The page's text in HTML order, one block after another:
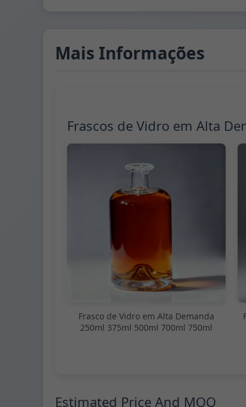
Mais Informações
Frascos de Vidro em Alta
Frasco de Vidro em Alta Demanda
250ml 375ml 500ml 700ml 750ml
Estimated Price And MOQ